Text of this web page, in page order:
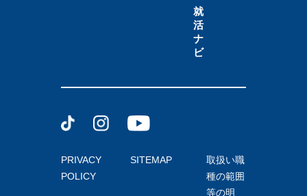
就
活
ナ
ビ
PRIVACY
POLICY
SITEMAP
取扱い職
種の範囲
等の明